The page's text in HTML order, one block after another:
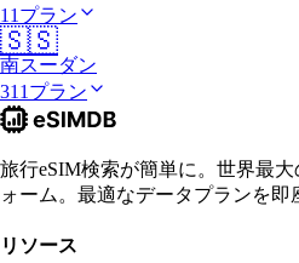
11プラン
🇸🇸
南スーダン
311プラン
旅行eSIM検索が簡単に。世界最
ォーム。最適なデータプランを即
リソース